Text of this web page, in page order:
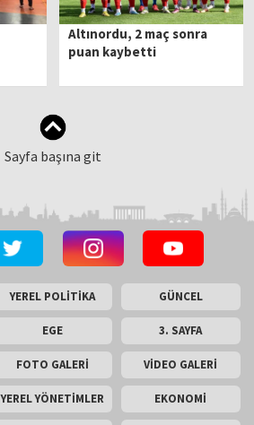
Altınordu, 2 maç sonra
puan kaybetti
Sayfa başına git
YEREL POLİTİKA GÜNCEL
EGE 3. SAYFA
FOTO GALERİ VİDEO GALERİ
YEREL YÖNETİMLER EKONOMİ